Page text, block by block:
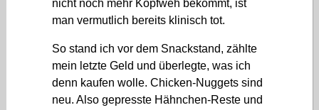
nicht noch mehr Kopfweh bekommt, ist
man vermutlich bereits klinisch tot.
So stand ich vor dem Snackstand, zählte
mein letzte Geld und überlegte, was ich
denn kaufen wolle. Chicken-Nuggets sind
neu. Also gepresste Hähnchen-Reste und